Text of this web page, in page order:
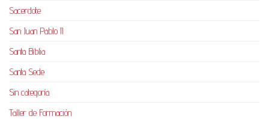
Sacerdote
San Juan Pablo II
Santa Biblia
Santa Sede
Sin categoría
Taller de Formación